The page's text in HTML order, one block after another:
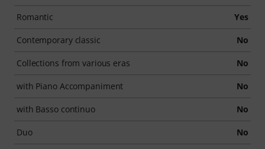
Romantic Yes
Contemporary classic No
Collections from various eras No
with Piano Accompaniment No
with Basso continuo No
Duo No